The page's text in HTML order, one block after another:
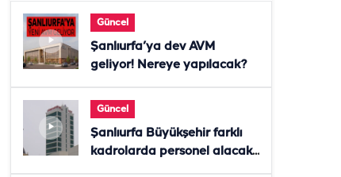
Güncel
Şanlıurfa’ya dev AVM
geliyor! Nereye yapılacak?
Güncel
Şanlıurfa Büyükşehir farklı
kadrolarda personel alacak!